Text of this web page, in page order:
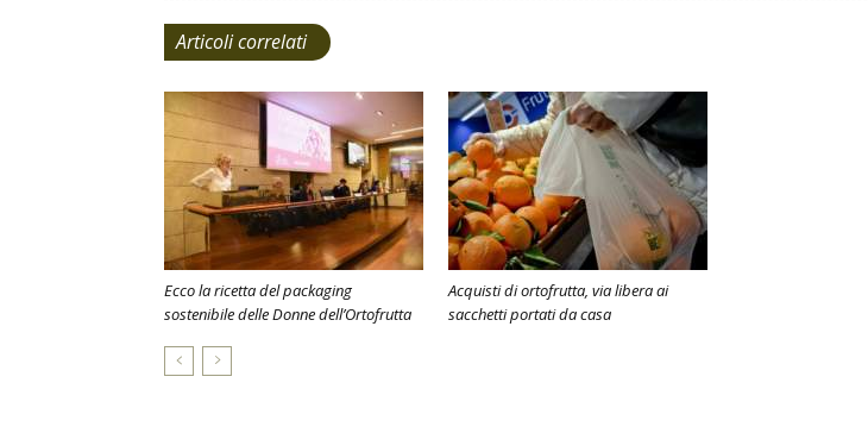
Articoli correlati
Ecco la ricetta del packaging
sostenibile delle Donne dell’Ortofrutta
Acquisti di ortofrutta, via libera ai
sacchetti portati da casa